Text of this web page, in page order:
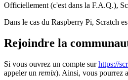
Officiellement (c'est dans la F.A.Q.),
Dans le cas du Raspberry Pi, Scratch
Rejoindre la
Si vous ouvrez un compte surhttps://
appeler un remix). Ainsi, vous pourrez